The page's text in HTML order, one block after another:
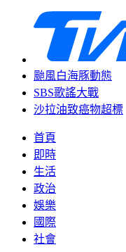
颱風白海豚動態
SBS歌謠大戰
沙拉油致癌物超標
首頁
即時
生活
政治
娛樂
國際
社會